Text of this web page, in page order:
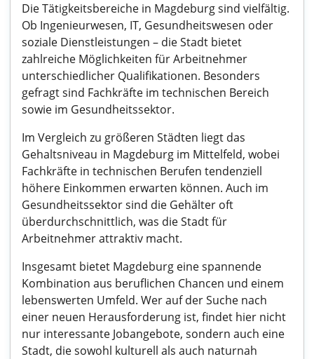
Die Tätigkeitsbereiche in Magdeburg sind vielfältig.
Ob Ingenieurwesen, IT, Gesundheitswesen oder
soziale Dienstleistungen – die Stadt bietet
zahlreiche Möglichkeiten für Arbeitnehmer
unterschiedlicher Qualifikationen. Besonders
gefragt sind Fachkräfte im technischen Bereich
sowie im Gesundheitssektor.
Im Vergleich zu größeren Städten liegt das
Gehaltsniveau in Magdeburg im Mittelfeld, wobei
Fachkräfte in technischen Berufen tendenziell
höhere Einkommen erwarten können. Auch im
Gesundheitssektor sind die Gehälter oft
überdurchschnittlich, was die Stadt für
Arbeitnehmer attraktiv macht.
Insgesamt bietet Magdeburg eine spannende
Kombination aus beruflichen Chancen und einem
lebenswerten Umfeld. Wer auf der Suche nach
einer neuen Herausforderung ist, findet hier nicht
nur interessante Jobangebote, sondern auch eine
Stadt, die sowohl kulturell als auch naturnah